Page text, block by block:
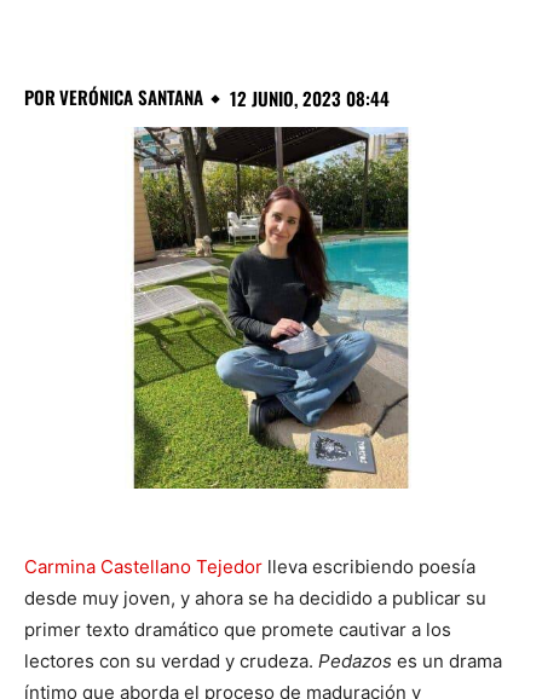
PORVERÓNICA SANTANA 12 JUNIO, 2023 08:44
Carmina Castellano Tejedor lleva escribiendo poesía
desde muy joven, y ahora se ha decidido a publicar su
primer texto dramático que promete cautivar a los
lectores con su verdad y crudeza. Pedazos es un drama
íntimo que aborda el proceso de maduración y